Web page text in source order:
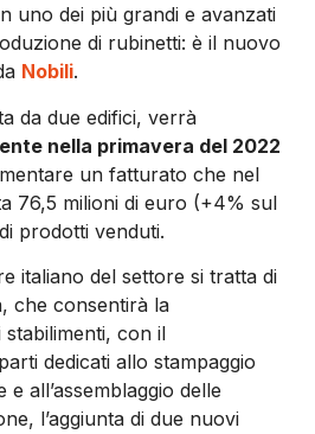
uno dei più grandi e avanzati
di rubinetti: è il nuovo
Nobili.
da due edifici, verrà
nella primavera del 2022
un fatturato che nel
76,5 milioni di euro (+4% sul
prodotti venduti.
italiano del settore si tratta di
che consentirà la
con il
dedicati allo stampaggio
all’assemblaggio delle
l’aggiunta di due nuovi